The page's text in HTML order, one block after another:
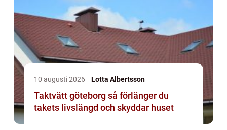
10 augusti 2026 Lotta Albertsson
Taktvätt göteborg så förlänger du
takets livslängd och skyddar huset